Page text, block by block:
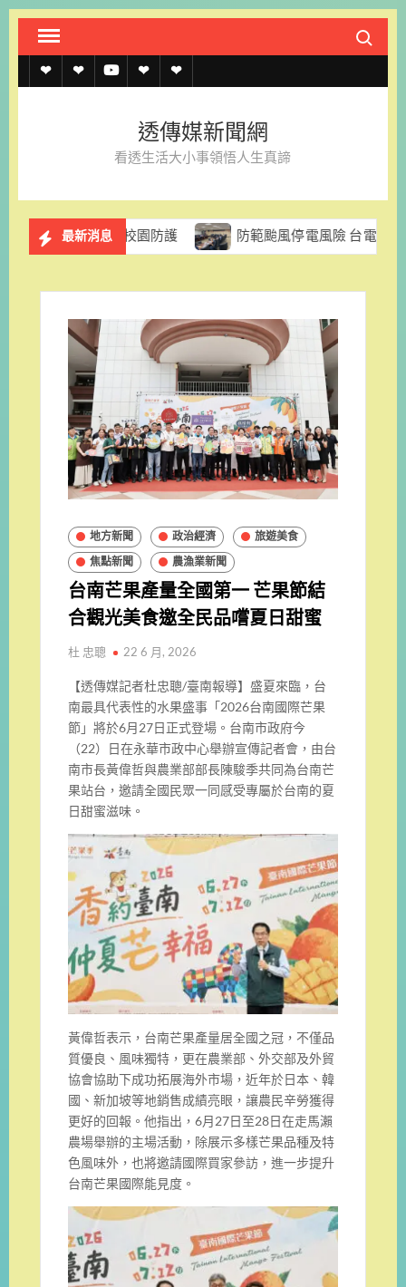
Skip
content
Search
透
約
透
上
記
單
透 聯
我
官
LINE
透傳媒新聞網
看透生活大小事領悟人生真諦
最新消息
園防護 防範颱風停電風險 台電台南區處籲民眾及早做
地方新聞 政治經濟
旅遊美食
焦點新聞
農漁業新聞
台南芒果產量全國第一 芒果節結
合觀光美食邀全民品嚐夏日甜蜜
杜 忠聰 22 6 月, 2026
【透傳媒記者杜忠聰/臺南報導】盛夏來臨，台
南最具代表性的水果盛事「2026台南國際芒果
節」將於6月27日正式登場。台南市政府今
（22）日在永華市政中心舉辦宣傳記者會，由台
南市長黃偉哲與農業部部長陳駿季共同為台南芒
果站台，邀請全國民眾一同感受專屬於台南的夏
日甜蜜滋味。
黃偉哲表示，台南芒果產量居全國之冠，不僅品
質優良、風味獨特，更在農業部、外交部及外貿
協會協助下成功拓展海外市場，近年於日本、韓
國、新加坡等地銷售成績亮眼，讓農民辛勞獲得
更好的回報。他指出，6月27日至28日在走馬瀨
農場舉辦的主場活動，除展示多樣芒果品種及特
色風味外，也將邀請國際買家參訪，進一步提升
台南芒果國際能見度。